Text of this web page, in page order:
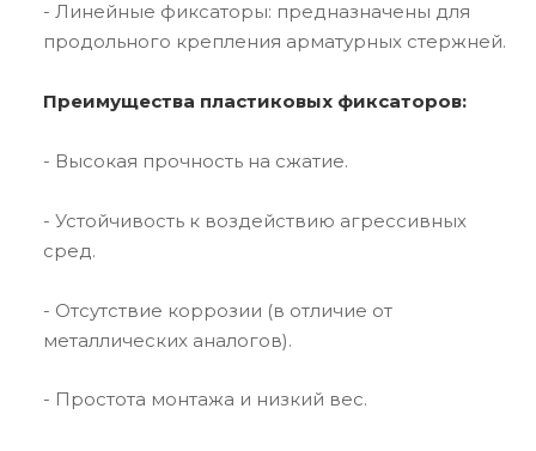
- Линейные фиксаторы: предназначены для
продольного крепления арматурных стержней.
Преимущества пластиковых фиксаторов:
- Высокая прочность на сжатие.
- Устойчивость к воздействию агрессивных
сред.
- Отсутствие коррозии (в отличие от
металлических аналогов).
- Простота монтажа и низкий вес.